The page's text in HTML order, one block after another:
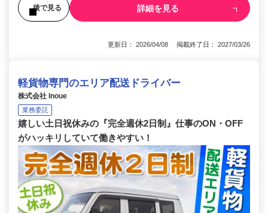
後で見る 詳細を見る
更新日： 2026/04/08 掲載終了日： 2027/03/26
軽貨物専門のエリア配送ドライバー
株式会社 Inoue
業務委託
嬉しい土日祝休みの『完全週休2日制』仕事のON・OFF
がハッキリしていて働きやすい！